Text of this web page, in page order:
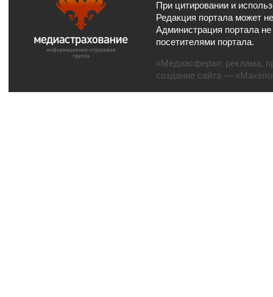
При цитировании и
Редакция портала может
Администрация портала
посетителями портала.
«Медиасфера»: реклама,
создание сайта —